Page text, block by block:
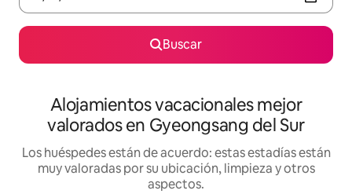
Buscar
Alojamientos vacacionales mejor
valorados en Gyeongsang del Sur
Los huéspedes están de acuerdo: estas estadías están
muy valoradas por su ubicación, limpieza y otros
aspectos.